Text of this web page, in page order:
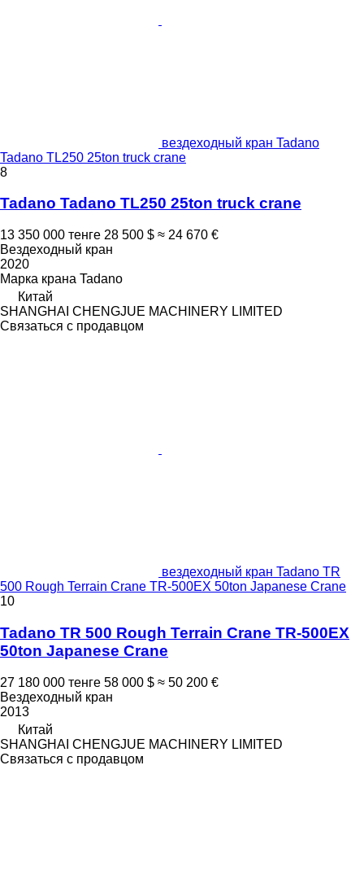
вездеходный кран Tadano
Tadano TL250 25ton truck crane
8
Tadano Tadano TL250 25ton truck crane
13 350 000 тенге 28 500 $ ≈ 24 670 €
Вездеходный кран
2020
Марка крана Tadano
Китай
SHANGHAI CHENGJUE MACHINERY LIMITED
Связаться с продавцом
вездеходный кран Tadano TR
500 Rough Terrain Crane TR-500EX 50ton Japanese Crane
10
Tadano TR 500 Rough Terrain Crane TR-500EX
50ton Japanese Crane
27 180 000 тенге 58 000 $ ≈ 50 200 €
Вездеходный кран
2013
Китай
SHANGHAI CHENGJUE MACHINERY LIMITED
Связаться с продавцом